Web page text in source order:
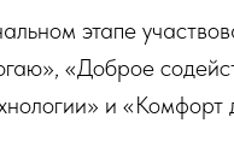
этапе
«Доброе
и «Комфорт